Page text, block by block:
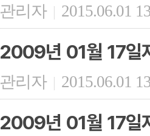
관리자 | 2015.06.01
2009년 01월 17일
관리자 | 2015.06.01
2009년 01월 17일